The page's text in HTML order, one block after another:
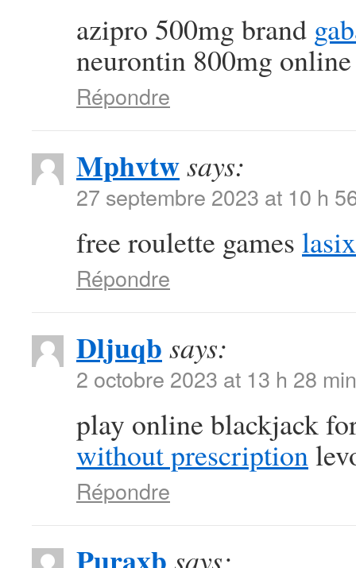
azipro 500mg brand
neurontin 800mg online
Répondre
Mphvtwsays:
27 septembre 2023 at 10 h
free roulette games
Répondre
Dljuqb says:
2 octobre 2023 at 13 h 28 min
play online blackjack
without prescription
Répondre
says: